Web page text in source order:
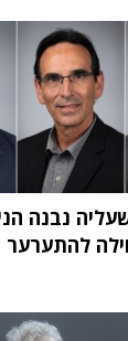
נבנה
להתערער